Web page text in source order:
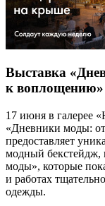
Выставка
к воплощению»
17 июня в галерее
«Дневники моды:
предоставляет
модный бекстейдж,
моды», которые
и работах
одежды.